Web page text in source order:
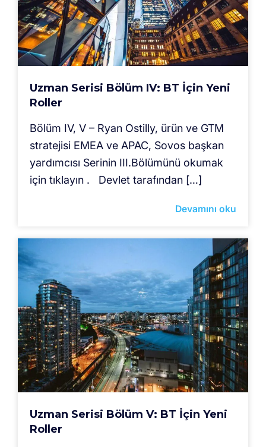
Uzman Serisi Bölüm IV: BT İçin Yeni
Roller
Bölüm IV, V – Ryan Ostilly, ürün ve GTM
stratejisi EMEA ve APAC, Sovos başkan
yardımcısı Serinin III.Bölümünü okumak
için tıklayın . Devlet tarafından […]
Devamını oku
Uzman Serisi Bölüm V: BT İçin Yeni
Roller